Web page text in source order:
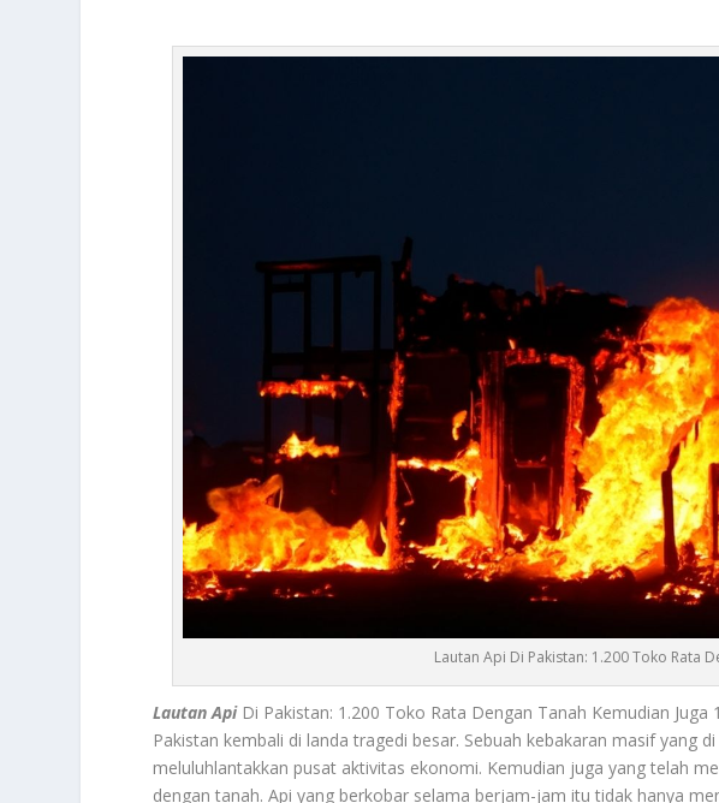
Lautan Api Di Pakistan: 1.200 Toko Rata
Lautan ApiDi Pakistan: 1.200 Toko Rata Dengan Tanah Kemudian Juga
Pakistan kembali di landa tragedi besar. Sebuah kebakaran masif yang
meluluhlantakkan pusat aktivitas ekonomi. Kemudian juga yang telah
dengan tanah. Api yang berkobar selama berjam-jam itu tidak hanya